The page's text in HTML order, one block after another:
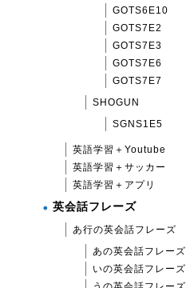
GOTS6E10
GOTS7E2
GOTS7E3
GOTS7E6
GOTS7E7
SHOGUN
SGNS1E5
英語学習＋Youtube
英語学習＋サッカー
英語学習＋アプリ
英会話フレーズ
あ行の英会話フレーズ
あの英会話フレーズ
いの英会話フレーズ